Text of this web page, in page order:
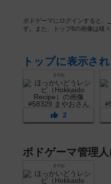
ボドゲーマにログインすると、
す。また、トップ6の画像は様
トップに表示さ
まやお
2
ボドゲーマ管理
まやお